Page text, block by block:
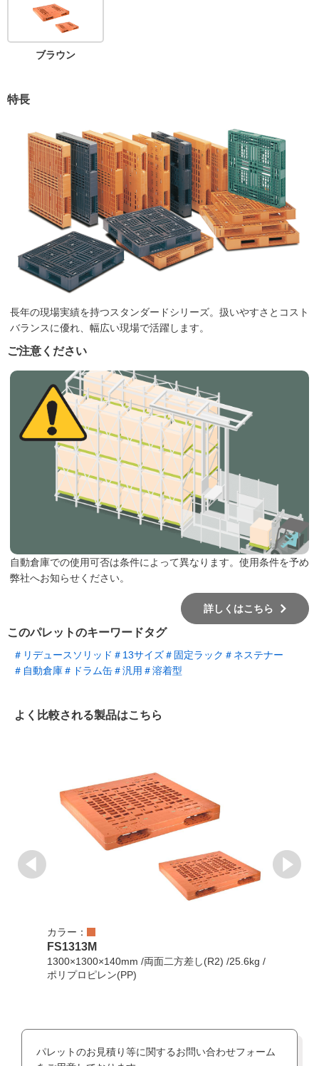
ブラウン
特長
長年の現場実績を持つスタンダードシリーズ。扱いやすさとコスト
バランスに優れ、幅広い現場で活躍します。
ご注意ください
自動倉庫での使用可否は条件によって異なります。使用条件を予め
弊社へお知らせください。
詳しくはこちら
このパレットのキーワードタグ
＃リデュースソリッド ＃13サイズ＃固定ラック ＃ネステナー
＃自動倉庫＃ドラム缶＃汎用 ＃溶着型
よく比較される製品はこちら
カラー：
FS1313M
1300×1300×140mm /両面二方差し(R2) /25.6kg /
ポリプロピレン(PP)
パレットのお見積り等に関するお問い合わせフォーム